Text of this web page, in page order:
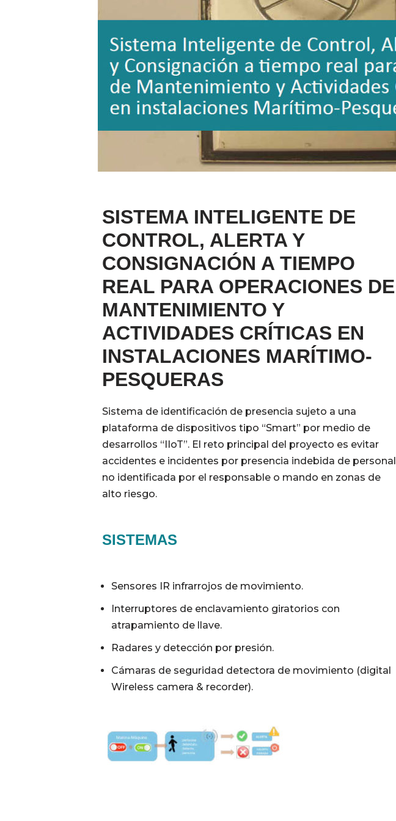
SISTEMA INTELIGENTE DE
CONTROL, ALERTA Y
CONSIGNACIÓN A TIEMPO
REAL PARA OPERACIONES DE
MANTENIMIENTO Y
ACTIVIDADES CRÍTICAS EN
INSTALACIONES MARÍTIMO-
PESQUERAS
Sistema de identificación de presencia sujeto a una
plataforma de dispositivos tipo “Smart” por medio de
desarrollos “IIoT”. El reto principal del proyecto es evitar
accidentes e incidentes por presencia indebida de personal
no identificada por el responsable o mando en zonas de
alto riesgo.
SISTEMAS
Sensores IR infrarrojos de movimiento.
Interruptores de enclavamiento giratorios con
atrapamiento de llave.
Radares y detección por presión.
Cámaras de seguridad detectora de movimiento (digital
Wireless camera & recorder).